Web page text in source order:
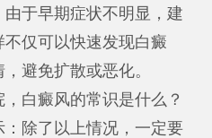
于早期症状不明显，建
仅可以快速发现白癜
避免扩散或恶化。
白癜风的常识是什么？
除了以上情况，一定要